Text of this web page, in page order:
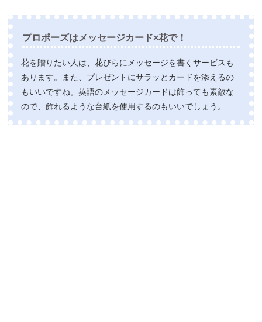
プロポーズはメッセージカード×花で！
花を贈りたい人は、花びらにメッセージを書くサービスも
あります。また、プレゼントにサラッとカードを添えるの
もいいですね。英語のメッセージカードは飾っても素敵な
ので、飾れるような台紙を使用するのもいいでしょう。